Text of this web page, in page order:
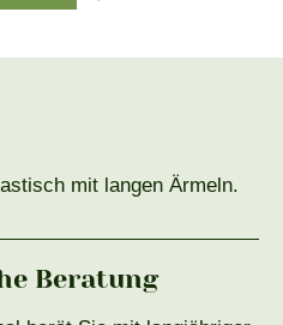
mit langen Ärmeln.
Beratung